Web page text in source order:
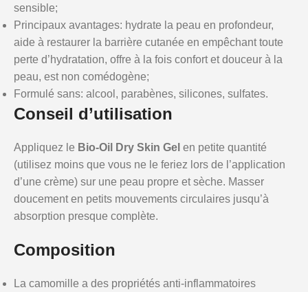
sensible;
Principaux avantages: hydrate la peau en profondeur,
aide à restaurer la barrière cutanée en empêchant toute
perte d’hydratation, offre à la fois confort et douceur à la
peau, est non comédogène;
Formulé sans: alcool, parabènes, silicones, sulfates.
Conseil d’utilisation
Appliquez le Bio-Oil Dry Skin Gel en petite quantité
(utilisez moins que vous ne le feriez lors de l’application
d’une crème) sur une peau propre et sèche. Masser
doucement en petits mouvements circulaires jusqu’à
absorption presque complète.
Composition
La camomille a des propriétés anti-inflammatoires